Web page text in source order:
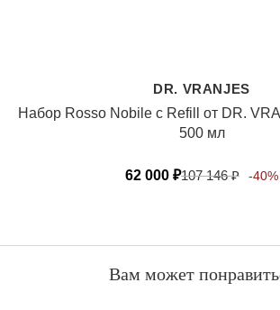
DR. VRANJES
Набор Rosso Nobile с Refill от DR.
500 мл
62 000 ₽107 146₽ -40%
Вам может